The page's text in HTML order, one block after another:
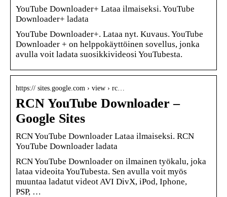
YouTube Downloader+ Lataa ilmaiseksi. YouTube
Downloader+ ladata
YouTube Downloader+. Lataa nyt. Kuvaus. YouTube
Downloader + on helppokäyttöinen sovellus, jonka
avulla voit ladata suosikkivideosi YouTubesta.
https:// sites.google.com › view › rc…
RCN YouTube Downloader –
Google Sites
RCN YouTube Downloader Lataa ilmaiseksi. RCN
YouTube Downloader ladata
RCN YouTube Downloader on ilmainen työkalu, joka
lataa videoita YouTubesta. Sen avulla voit myös
muuntaa ladatut videot AVI DivX, iPod, Iphone,
PSP, …